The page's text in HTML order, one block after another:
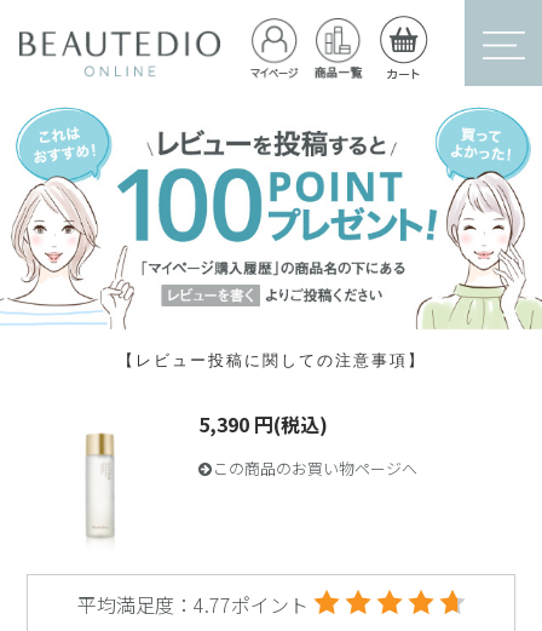
【レビュー投稿に関しての注意事項】
5,390 円(税込)
この商品のお買い物ページへ
平均満足度：4.77ポイント